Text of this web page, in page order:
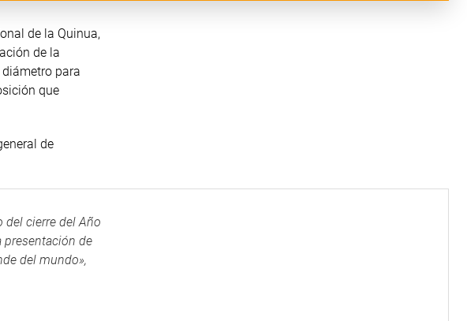
de la Quinua,
de la
para
que
de
del cierre del Año
presentación de
del mundo»,